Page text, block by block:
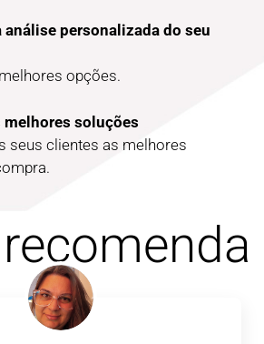
análise personalizada do seu
opções.
soluções
seus clientes as melhores